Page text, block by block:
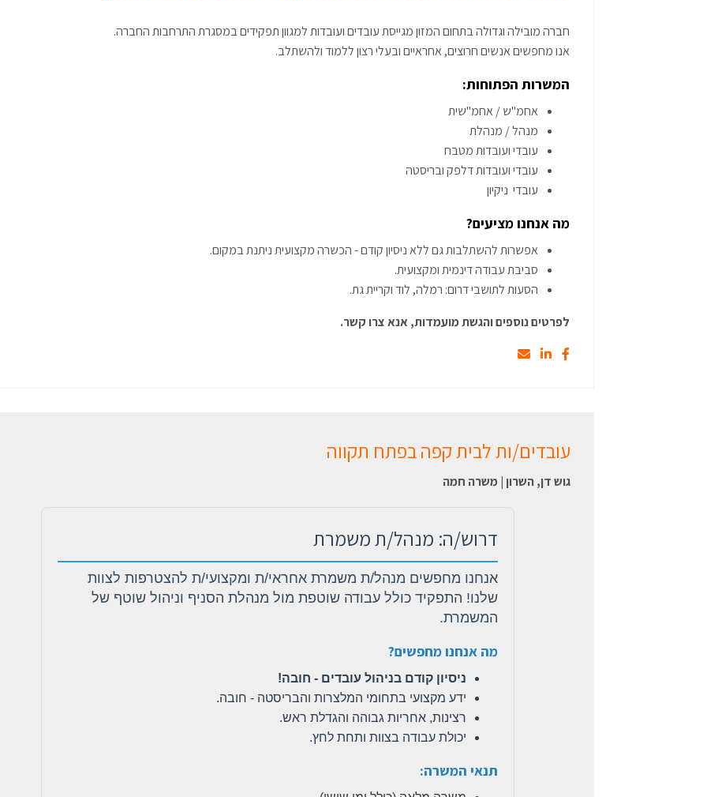
חברה מובילה וגדולה בתחום המזון מגייסת עובדים ועובדות למגוון תפקידים במסגרת התרחבות החברה.
אנו מחפשים אנשים חרוצים, אחראיים ובעלי רצון ללמוד ולהשתלב.
המשרות הפתוחות:
אחמ"ש / אחמ"שית
מנהל / מנהלת
עובדי ועובדות מטבח
עובדי ועובדות דלפק ובריסטה
עובדי ניקיון
מה אנחנו מציעים?
אפשרות להשתלבות גם ללא ניסיון קודם - הכשרה מקצועית ניתנת במקום.
סביבת עבודה דינמית ומקצועית.
הסעות לתושבי דרום: רמלה, לוד וקריית גת.
לפרטים נוספים והגשת מועמדות, אנא צרו קשר.
עובדים/ות לבית קפה בפתח תקווה
גוש דן, השרון | משרה חמה
דרוש/ה: מנהל/ת משמרת
אנחנו מחפשים מנהל/ת משמרת אחראי/ת ומקצועי/ת להצטרפות לצוות
שלנו! התפקיד כולל עבודה שוטפת מול מנהלת הסניף וניהול שוטף של
המשמרת.
מה אנחנו מחפשים?
ניסיון קודם בניהול עובדים - חובה!
ידע מקצועי בתחומי המלצרות והבריסטה - חובה.
רצינות, אחריות גבוהה והגדלת ראש.
יכולת עבודה בצוות ותחת לחץ.
תנאי המשרה: